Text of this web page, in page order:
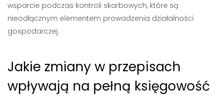
wsparcie podczas kontroli skarbowych, które są
nieodłącznym elementem prowadzenia działalności
gospodarczej.
Jakie zmiany w przepisach
wpływają na pełną księgowość